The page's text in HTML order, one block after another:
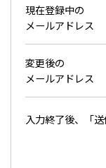
現在登録中の
メールアドレス
変更後の
メールアドレス
入力終了後、「